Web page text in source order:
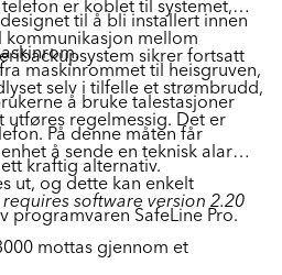
til å bli installert innen
er koblet til systemet,
kommunikasjon mellom
maskinrommet til heisgruven,
å bruke talestasjoner
På denne måten får
kraftig alternativ.
sikrer fortsatt
selv i tilfelle et strømbrudd,
utføres regelmessig. Det er
å sende en teknisk alarm i
ut, og dette kan enkelt
programvaren SafeLine Pro.
mottas gjennom et
software version 2.20